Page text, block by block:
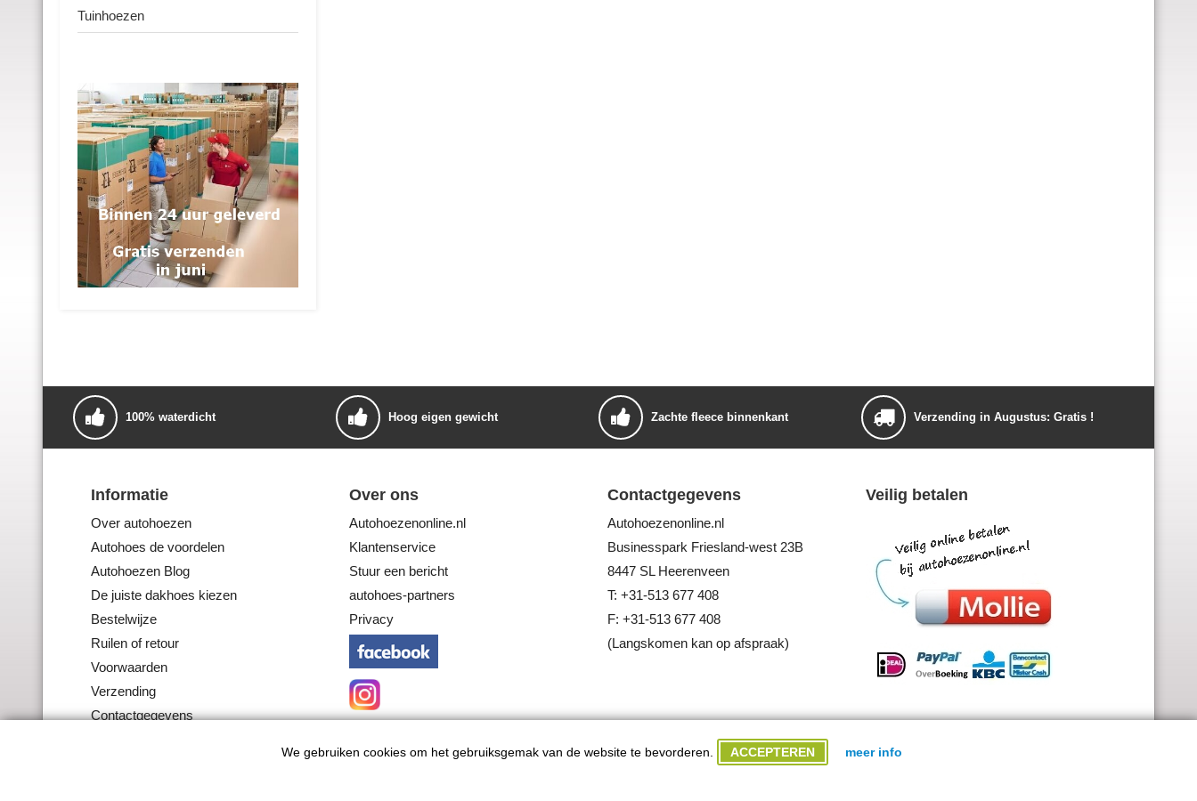
We gebruiken cookies om het gebruiksgemak van de website te bevorderen. ACCEPTEREN meer info
Tuinhoezen
100% waterdicht Hoog eigen gewicht Zachte fleece binnenkant Verzending in Augustus: Gratis !
Informatie
Over autohoezen
Autohoes de voordelen
Autohoezen Blog
De juiste dakhoes kiezen
Bestelwijze
Ruilen of retour
Voorwaarden
Verzending
Contactgegevens
Over ons
Autohoezenonline.nl
Klantenservice
Stuur een bericht
autohoes-partners
Privacy
Contactgegevens
Autohoezenonline.nl
Businesspark Friesland-west 23B
8447 SL Heerenveen
T: +31-513 677 408
F: +31-513 677 408
(Langskomen kan op afspraak)
Veilig betalen
© 2025 Autohoezenonline.nl. Alle rechten voorbehouden.